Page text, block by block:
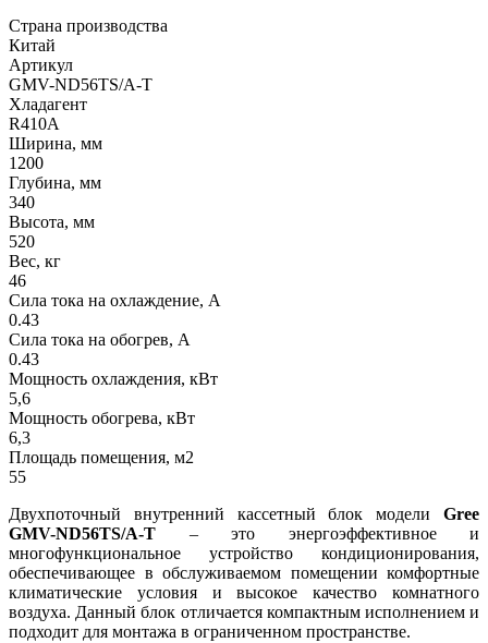
Страна производства
Китай
Артикул
GMV-ND56TS/A-T
Хладагент
R410A
Ширина, мм
1200
Глубина, мм
340
Высота, мм
520
Вес, кг
46
Сила тока на охлаждение, А
0.43
Сила тока на обогрев, А
0.43
Мощность охлаждения, кВт
5,6
Мощность обогрева, кВт
6,3
Площадь помещения, м2
55
Двухпоточный внутренний кассетный блок модели Gree
GMV-ND56TS/A-T – это энергоэффективное и
многофункциональное устройство кондиционирования,
обеспечивающее в обслуживаемом помещении комфортные
климатические условия и высокое качество комнатного
воздуха. Данный блок отличается компактным исполнением и
подходит для монтажа в ограниченном пространстве.